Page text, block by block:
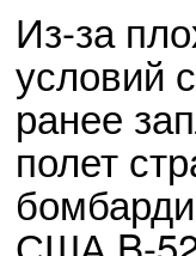
Из-за
условий
ранее
полет